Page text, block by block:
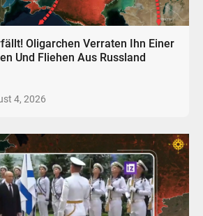
Oligarchen Verraten Ihn Einer
Und Fliehen Aus Russland
4, 2026